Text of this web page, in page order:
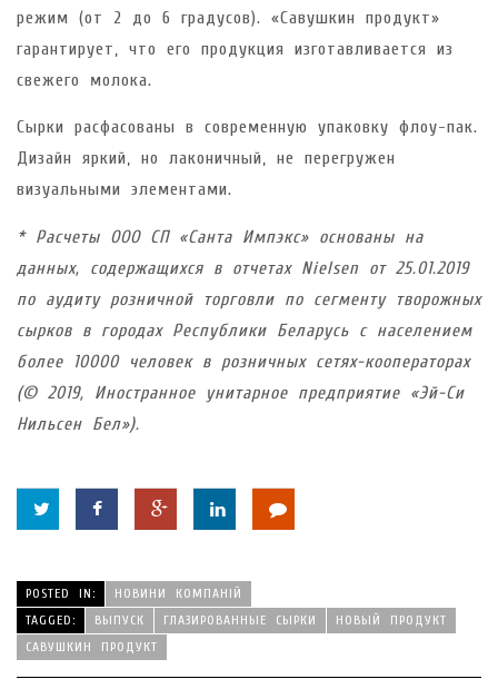
режим (от 2 до 6 градусов). «Савушкин продукт»
гарантирует, что его продукция изготавливается из
свежего молока.
Сырки расфасованы в современную упаковку флоу-пак.
Дизайн яркий, но лаконичный, не перегружен
визуальными элементами.
* Расчеты ООО СП «Санта Импэкс» основаны на
данных, содержащихся в отчетах Nielsen от 25.01.2019
по аудиту розничной торговли по сегменту творожных
сырков в городах Республики Беларусь с населением
более 10000 человек в розничных сетях-кооператорах
(© 2019, Иностранное унитарное предприятие «Эй-Си
Нильсен Бел»).
POSTED IN:
НОВИНИ КОМПАНІЙ
TAGGED:
ВЫПУСК ГЛАЗИРОВАННЫЕ СЫРКИ
НОВЫЙ ПРОДУКТ
САВУШКИН ПРОДУКТ